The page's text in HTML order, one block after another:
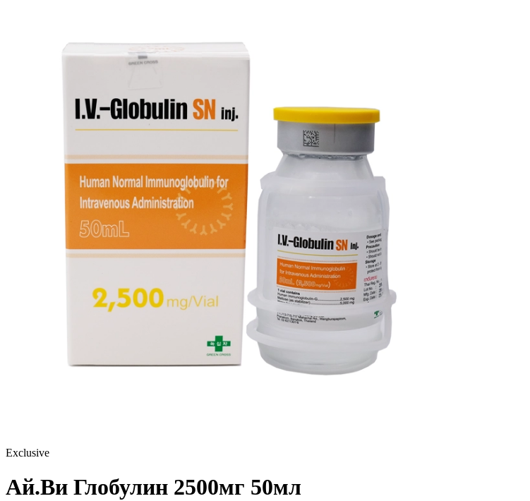
Exclusive
Ай.Ви Глобулин 2500мг 50мл